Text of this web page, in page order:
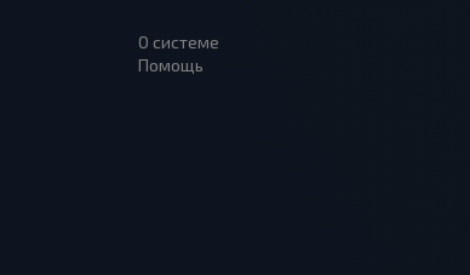
О системе
Помощь